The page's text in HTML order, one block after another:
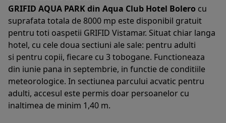
GRIFID AQUA PARK din Aqua Club Hotel Bolero cu
suprafata totala de 8000 mp este disponibil gratuit
pentru toti oaspetii GRIFID Vistamar. Situat chiar langa
hotel, cu cele doua sectiuni ale sale: pentru adulti
si pentru copii, fiecare cu 3 tobogane. Functioneaza
din iunie pana in septembrie, in functie de conditiile
meteorologice. In sectiunea parcului acvatic pentru
adulti, accesul este permis doar persoanelor cu
inaltimea de minim 1,40 m.